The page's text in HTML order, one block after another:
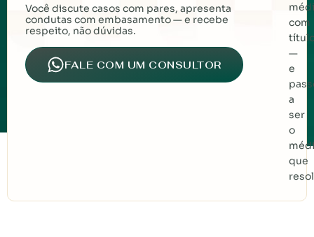
Você discute casos com pares, apresenta
condutas com embasamento — e recebe
respeito, não dúvidas.
FALE COM UM CONSULTOR
com
—
e
a
ser
o
que